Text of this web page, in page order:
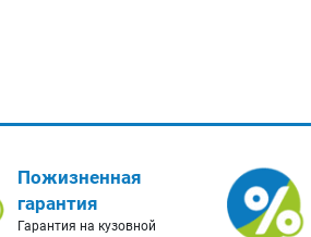
Пожизненная
гарантия
Гарантия на кузовной